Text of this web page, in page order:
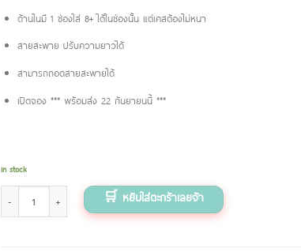
ด้านในมี 1 ช่องใส่ 8+ ได้ในช่องนั้น แต่เคสต้องไม่หนา
สายสะพาย ปรับความยาวได้
สามารถถอดสายสะพายได้
เปิดจอง *** พร้อมส่ง 22 กันยายนนี้ ***
In stock
กระเป๋าสะพาย (Petite bag) ลายเพนกวิน quantity